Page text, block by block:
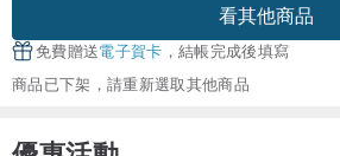
看其他商品
免費贈送電子賀卡 ，結帳完成後填寫
商品已下架，請重新選取其他商品